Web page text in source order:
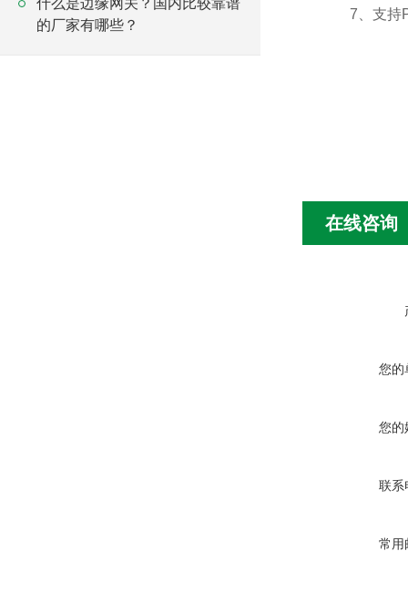
什么是边缘网关？国内比较靠谱
的厂家有哪些？
7、支持
在线咨询
您的
您的
联系
常用